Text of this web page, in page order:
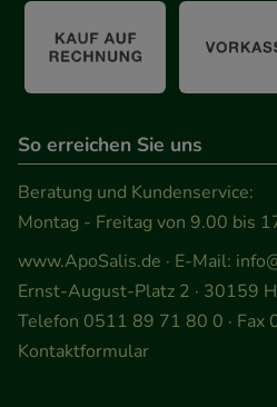
So erreichen Sie uns
Beratung und Kundenservice:
Montag - Freitag von 9.00 bis
www.ApoSalis.de · E-Mail:
Ernst-August-Platz 2 · 30159
Telefon 0511 89 71 80 0 ·
Kontaktformular